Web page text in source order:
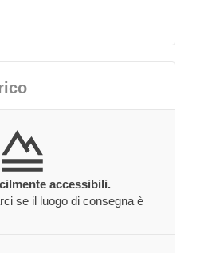
accessibili.
se il luogo di consegna è